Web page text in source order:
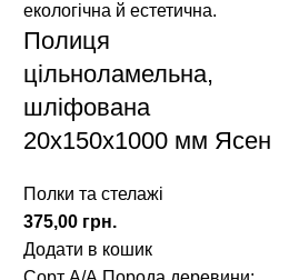
Полиця
цільноламельна,
шліфована
20х150х1000 мм Ясен
Полки та стелажі
375,00 грн.
Додати в кошик